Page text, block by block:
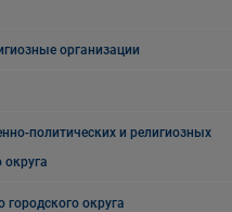
организации
политических и религиозных
округа